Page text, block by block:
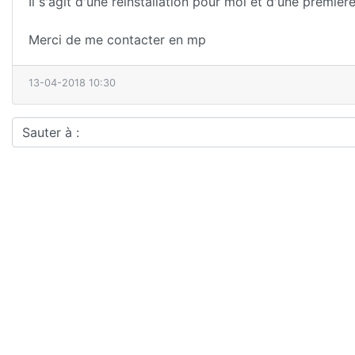
Merci de me contacter en mp
13-04-2018 10:30
Sauter à :